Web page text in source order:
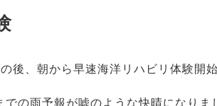
後、朝から早速海洋リハビリ体験開始
の雨予報が嘘のような快晴になりま